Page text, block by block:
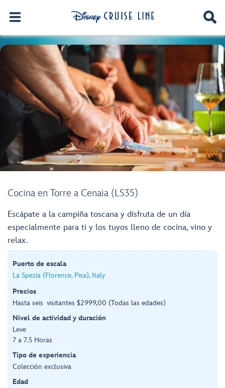
Cocina en Torre a Cenaia (LS35)
Escápate a la campiña toscana y disfruta de un día
especialmente para ti y los tuyos lleno de cocina, vino y
relax.
Puerto de escala
La Spezia (Florence, Pisa), Italy
Precios
Hasta seis visitantes $2999,00 (Todas las edades)
Nivel de actividad y duración
Leve
7 a 7.5 Horas
Tipo de experiencia
Colección exclusiva
Edad